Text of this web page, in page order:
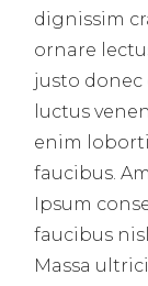
dignissim
ornare
justo donec
luctus
enim
faucibus.
Ipsum
faucibus
Massa